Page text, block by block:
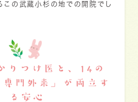
この武蔵小杉の地での開院でし
りつけ医と、14の
専門外来」が両立す
る安心